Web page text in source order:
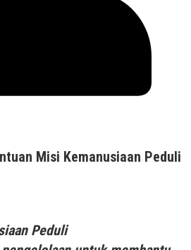
Misi Kemanusiaan Peduli
Peduli